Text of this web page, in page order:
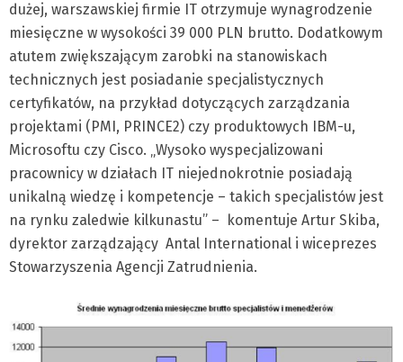
dużej, warszawskiej firmie IT otrzymuje wynagrodzenie
miesięczne w wysokości 39 000 PLN brutto. Dodatkowym
atutem zwiększającym zarobki na stanowiskach
technicznych jest posiadanie specjalistycznych
certyfikatów, na przykład dotyczących zarządzania
projektami (PMI, PRINCE2) czy produktowych IBM-u,
Microsoftu czy Cisco. „Wysoko wyspecjalizowani
pracownicy w działach IT niejednokrotnie posiadają
unikalną wiedzę i kompetencje – takich specjalistów jest
na rynku zaledwie kilkunastu” – komentuje Artur Skiba,
dyrektor zarządzający Antal International i wiceprezes
Stowarzyszenia Agencji Zatrudnienia.